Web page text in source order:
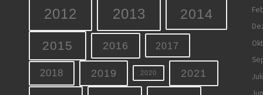
2012 2013 2014
2015 2016 2017
2018 2019 2020 2021